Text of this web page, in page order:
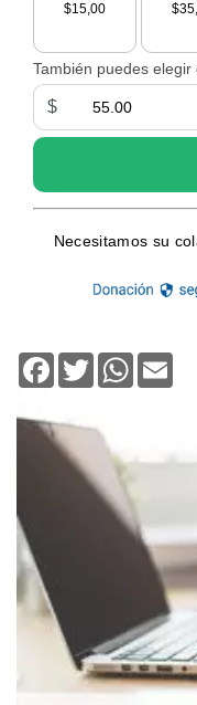
Facebook
TwitterWhatsApp